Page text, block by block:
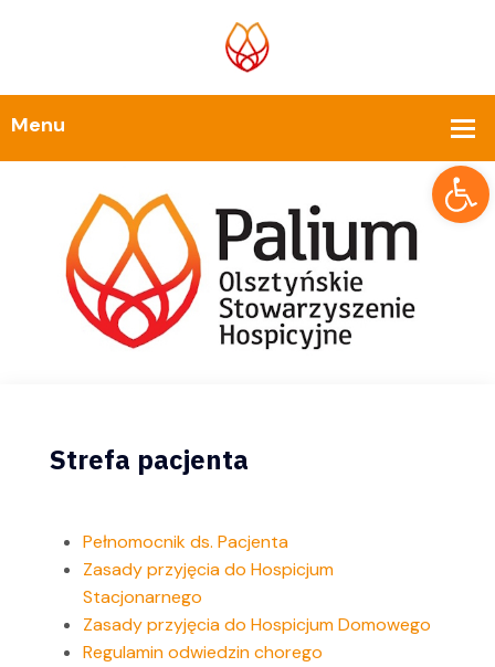
Strefa pacjenta
Pełnomocnik ds. Pacjenta
Zasady przyjęcia do Hospicjum
Stacjonarnego
Zasady przyjęcia do Hospicjum Domowego
Regulamin odwiedzin chorego